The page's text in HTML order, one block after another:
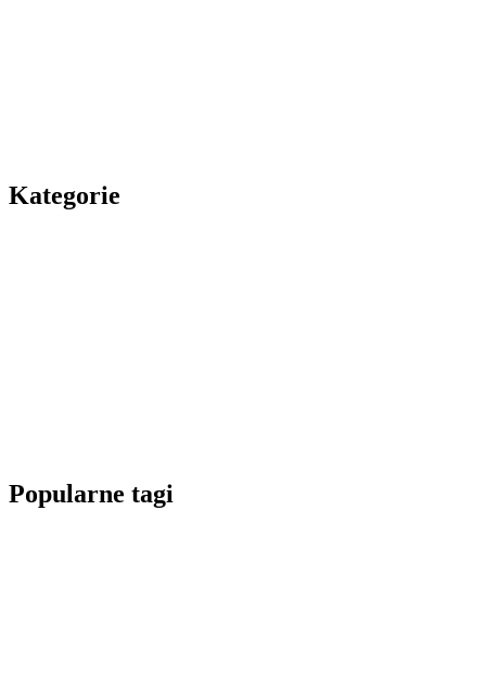
Kategorie
Popularne tagi